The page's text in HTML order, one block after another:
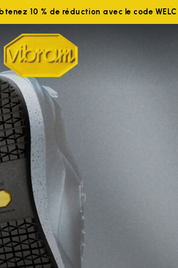
10 % de réduction avec le code